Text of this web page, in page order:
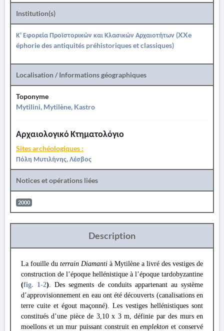
Institution(s)
Κ' Εφορεία Προϊστορικών και Κλασικών Αρχαιοτήτων (XXe
éphorie des antiquités préhistoriques et classiques)
Localisation / Informations géographiques
Toponyme
Mytilini, Mytilène, Kastro
Αρχαιολογικό Κτηματολόγιο
Sites archéologiques :
Πόλη Μυτιλήνης, Λέσβος
Notices et opérations liées
2000
Description
La fouille du terrain Diamanti à Mytilène a livré des vestiges de
construction de l’époque hellénistique à l’époque tardobyzantine
(fig. 1-2). Des segments de conduits appartenant au système
d’approvisionnement en eau ont été découverts (canalisations en
terre cuite et égout maçonné). Les vestiges hellénistiques sont
constitués d’une pièce de 3,10 x 3 m, définie par des murs en
moellons et un mur puissant construit enemplekton et conservé